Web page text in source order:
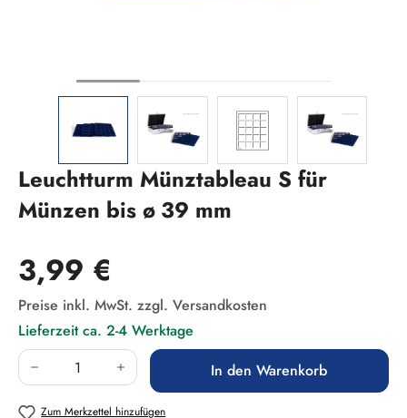
Leuchtturm Münztableau S für
Münzen bis ø 39 mm
Regulärer Preis:
3,99 €
Preise inkl. MwSt. zzgl. Versandkosten
Lieferzeit ca. 2-4 Werktage
Produkt Anzahl: Gib den gewünschten Wert
In den Warenkorb
Zum Merkzettel hinzufügen